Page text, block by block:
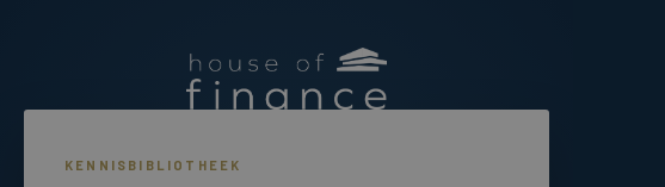
KENNISBIBLIOTHEEK